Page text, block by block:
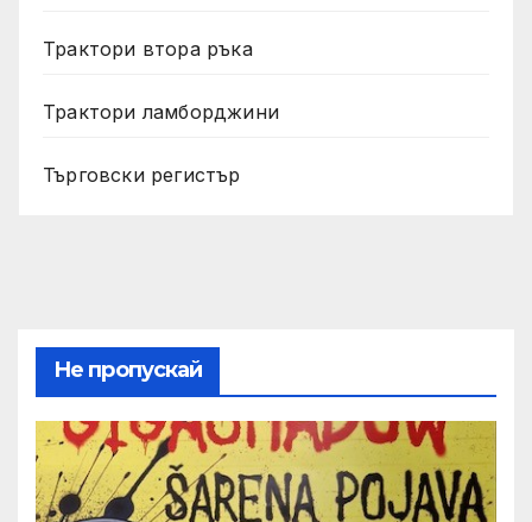
Трактори втора ръка
Трактори ламборджини
Търговски регистър
Не пропускай